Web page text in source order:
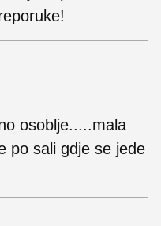
osoblje.....mala
po sali gdje se jede